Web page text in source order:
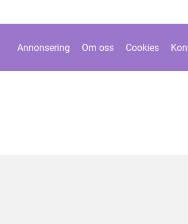
Annonsering Om oss Cookies